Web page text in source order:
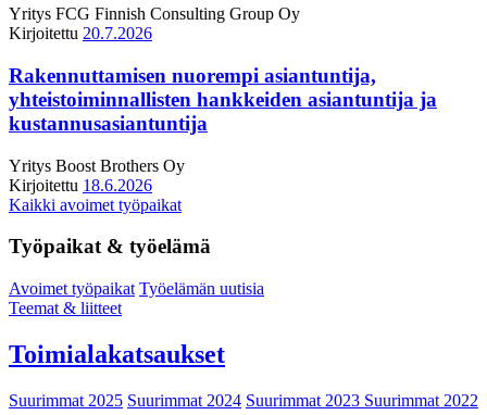
Yritys FCG Finnish Consulting Group Oy
Kirjoitettu 20.7.2026
Rakennuttamisen nuorempi asiantuntija,
yhteistoiminnallisten hankkeiden asiantuntija ja
kustannusasiantuntija
Yritys Boost Brothers Oy
Kirjoitettu 18.6.2026
Kaikki avoimet työpaikat
Työpaikat & työelämä
Avoimet työpaikat Työelämän uutisia
Teemat & liitteet
Toimialakatsaukset
Suurimmat 2025 Suurimmat 2024 Suurimmat 2023 Suurimmat 2022